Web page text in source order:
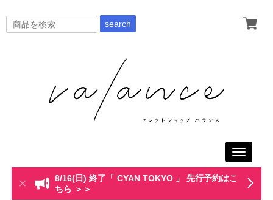
search
Toggle
8/16(日) 終了「 CYAN TOKYO 」 先行予約はこ
ちら ＞＞